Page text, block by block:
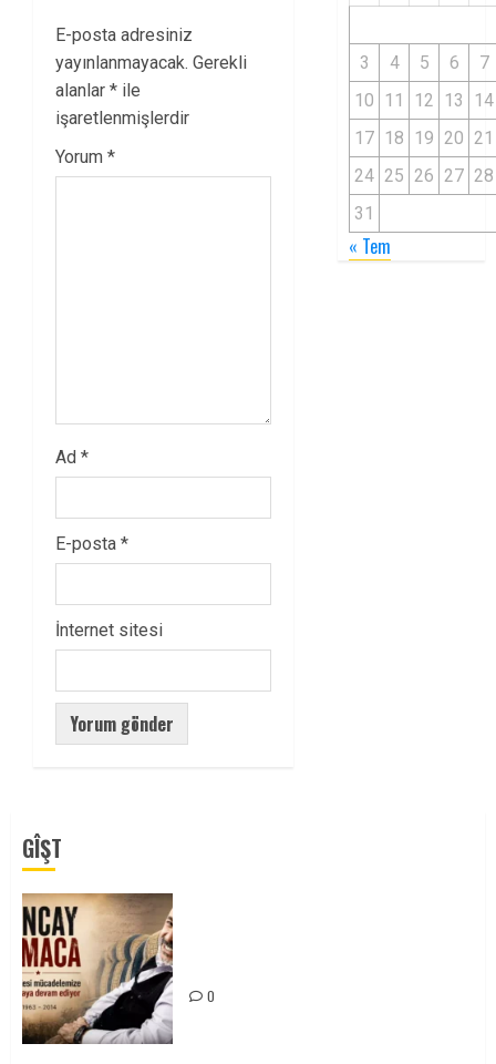
E-posta adresiniz
yayınlanmayacak. Gerekli
alanlar * ile
işaretlenmişlerdir
Yorum *
Ad *
E-posta *
İnternet sitesi
3 4 5 6
7
10 11 12 13
14
17 18 19 20 21
24 25 26 27 28
31
« Tem
GÎŞT
0